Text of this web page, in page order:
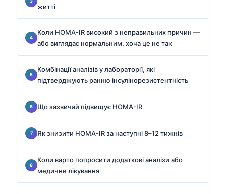
житті
Коли HOMA-IR високий з неправильних причин —
або виглядає нормальним, хоча це не так
Комбінації аналізів у лабораторії, які
підтверджують ранню інсулінорезистентність
Що зазвичай підвищує HOMA-IR
Як знизити HOMA-IR за наступні 8–12 тижнів
Коли варто попросити додаткові аналізи або
медичне лікування